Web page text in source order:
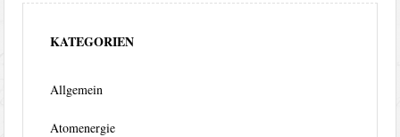
KATEGORIEN
Allgemein
Atomenergie